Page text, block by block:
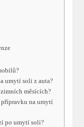
umytí soli z auta?
měsících?
na umytí
po umytí soli?